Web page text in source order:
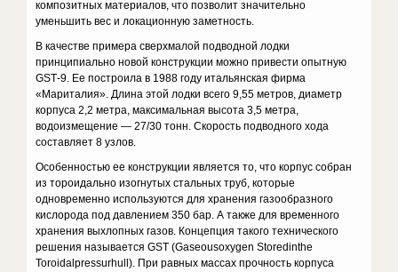
композитных материалов, что позволит значительно
уменьшить вес и локационную заметность.
В качестве примера сверхмалой подводной лодки
принципиаль­но новой конструкции можно привести опытную
GSТ-9. Ее построи­ла в 1988 году итальянская фирма
«Мариталия». Длина этой лодки всего 9,55 метров, диаметр
корпуса 2,2 метра, максимальная высота 3,5 метра,
водоизмещение — 27/30 тонн. Скорость подводного хода
составляет 8 узлов.
Особенностью ее конструкции является то, что корпус собран
из тороидально изогнутых стальных труб, которые
одновременно ис­пользуются для хранения газообразного
кислорода под давлением 350 бар. А также для временного
хранения выхлопных газов. Концепция такого технического
решения называется GSТ (Gaseousохygen Storedinthe
Toroidalрressurhull). При равных массах прочность корпуса